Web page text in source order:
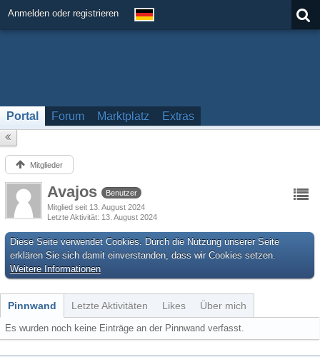
Anmelden oder registrieren
Portal Forum Marktplatz Extras
Mitglieder
Avajos
Benutzer
Mitglied seit 13. August 2024
Letzte Aktivität 13. August 2024
Diese Seite verwendet Cookies. Durch die Nutzung unserer Seite
erklären Sie sich damit einverstanden, dass wir Cookies setzen.
Weitere Informationen
Pinnwand Letzte Aktivitäten Likes Über mich
Es wurden noch keine Einträge an der Pinnwand verfasst.